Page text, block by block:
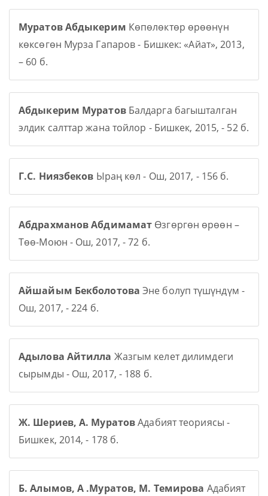
Муратов Абдыкерим Көпөлөктөр өрөөнүн
көксөгөн Мурза Гапаров - Бишкек: «Айат», 2013,
– 60 б.
Абдыкерим МуратовБалдарга багышталган
элдик салттар жана тойлор - Бишкек, 2015, - 52 б.
Г.С. Ниязбеков Ыраң көл - Ош, 2017, - 156 б.
Абдрахманов Абдимамат Өзгөргөн өрөөн –
Төө-Моюн - Ош, 2017, - 72 б.
Айшайым Бекболотова Эне болуп түшүндүм -
Ош, 2017, - 224 б.
Адылова Айтилла Жазгым келет дилимдеги
сырымды - Ош, 2017, - 188 б.
Ж. Шериев, А. МуратовАдабият теориясы -
Бишкек, 2014, - 178 б.
Б. Алымов, А .Муратов, М. Темирова Адабият